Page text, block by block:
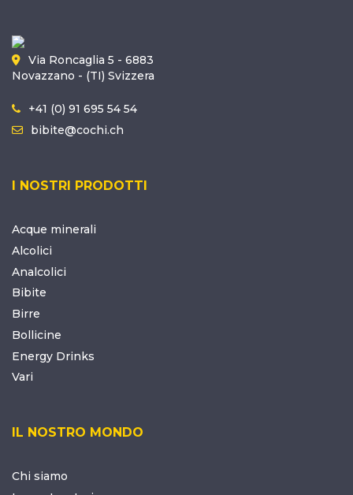
Via Roncaglia 5 - 6883
Novazzano - (TI) Svizzera
+41 (0) 91 695 54 54
bibite@cochi.ch
I NOSTRI PRODOTTI
Acque minerali
Alcolici
Analcolici
Bibite
Birre
Bollicine
Energy Drinks
Vari
IL NOSTRO MONDO
Chi siamo